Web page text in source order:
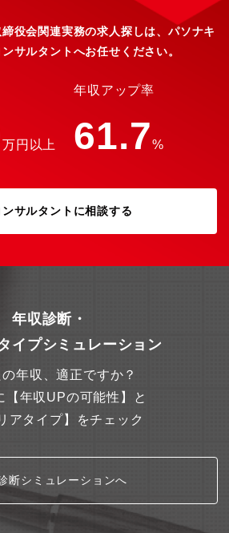
す。また、PAGEs事業(ゲノム編集研究開
、「ゲノム編集によって世界中のあらゆ
加え、ゲノム編集産業革命を起こす」こ
業領域での独自のゲノム編集技術による
ノム編集に取り組んでおり、広範な産業
役会関連実務の求人探しは、パソナキ
サルタントへお任せください。
万円以上
年収アップ率
61.7%
サルタントに相談する
年収診断・
イプシミュレーション
年収、適正ですか？
【年収UPの可能性】と
アタイプ】をチェック
断シミュレーションへ